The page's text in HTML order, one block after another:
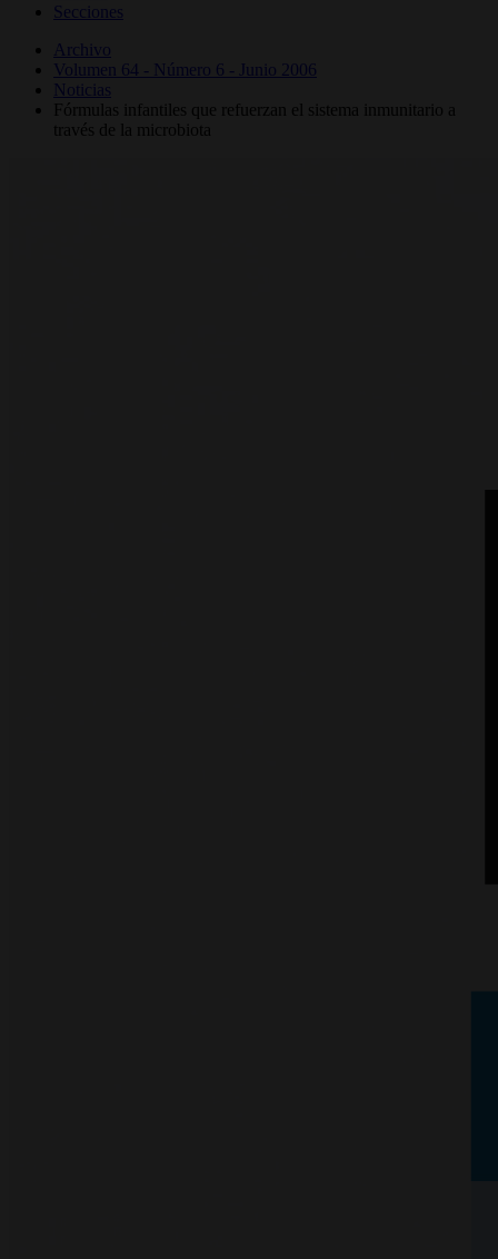
Secciones
Archivo
Volumen 64 - Número 6 - Junio 2006
Noticias
Fórmulas infantiles que refuerzan el sistema inmunitario a
través de la microbiota